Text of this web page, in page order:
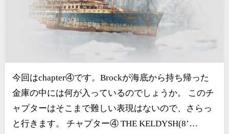
今回はchapter④です。Brockが海底から持ち帰った
金庫の中には何が入っているのでしょうか。 このチ
ャプターはそこまで難しい表現はないので、さらっ
と行きます。 チャプター④ THE KELDYSH(8’…